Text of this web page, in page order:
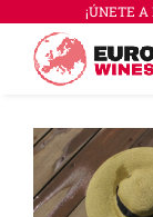
contenido
¡ÚNETE A
Ver
imagen
más